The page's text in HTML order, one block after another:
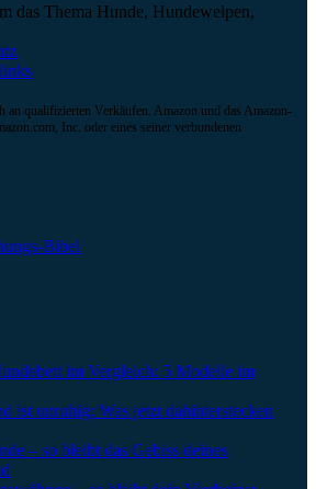
das Thema Hunde, Hundewelpen,
an qualifizierten Verkäufen. Amazon und das Amazon-
Inc. oder eines seiner verbundenen
Bibel
im Vergleich: 5 Modelle im
ist unruhig: Was jetzt dahinterstecken
– so bleibt das Gebiss deines